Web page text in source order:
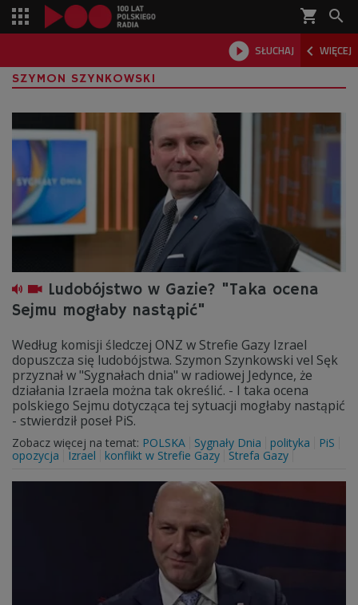
shopping_cart 
 SŁUCHAJ  WIĘCEJ

SZYMON SZYNKOWSKI
Ludobójstwo w Gazie? "Taka ocena
Sejmu mogłaby nastąpić"
Według komisji śledczej ONZ w Strefie Gazy Izrael
dopuszcza się ludobójstwa. Szymon Szynkowski vel Sęk
przyznał w "Sygnałach dnia" w radiowej Jedynce, że
działania Izraela można tak określić. - I taka ocena
polskiego Sejmu dotycząca tej sytuacji mogłaby nastąpić
- stwierdził poseł PiS.
Zobacz więcej na temat: POLSKA Sygnały Dnia polityka
PiS
opozycja
Izrael konflikt w Strefie Gazy Strefa Gazy